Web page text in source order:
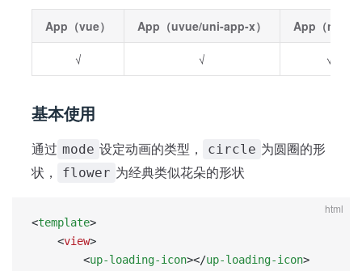
App（vue） App（uvue/uni-app-x） App（nvue
√ √ √
基本使用
通过 mode 设定动画的类型， circle 为圆圈的形
状，
flower 为经典类似花朵的形状
html
<template>
	<
view>
		<
up-loading-icon></up-loading-icon>